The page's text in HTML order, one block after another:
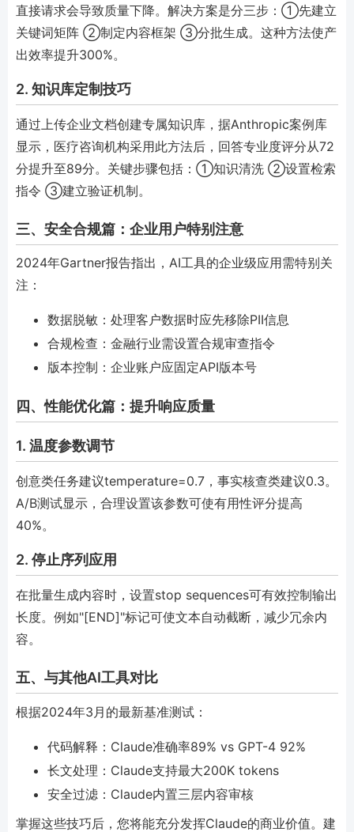
直接请求会导致质量下降。解决方案是分三步：①先建立
关键词矩阵 ②制定内容框架 ③分批生成。这种方法使产
出效率提升300%。
2. 知识库定制技巧
通过上传企业文档创建专属知识库，据Anthropic案例库
显示，医疗咨询机构采用此方法后，回答专业度评分从72
分提升至89分。关键步骤包括：①知识清洗 ②设置检索
指令 ③建立验证机制。
三、安全合规篇：企业用户特别注意
2024年Gartner报告指出，AI工具的企业级应用需特别关
注：
数据脱敏：处理客户数据时应先移除PII信息
合规检查：金融行业需设置合规审查指令
版本控制：企业账户应固定API版本号
四、性能优化篇：提升响应质量
1. 温度参数调节
创意类任务建议temperature=0.7，事实核查类建议0.3。
A/B测试显示，合理设置该参数可使有用性评分提高
40%。
2. 停止序列应用
在批量生成内容时，设置stop sequences可有效控制输出
长度。例如"[END]"标记可使文本自动截断，减少冗余内
容。
五、与其他AI工具对比
根据2024年3月的最新基准测试：
代码解释：Claude准确率89% vs GPT-4 92%
长文处理：Claude支持最大200K tokens
安全过滤：Claude内置三层内容审核
掌握这些技巧后，您将能充分发挥Claude的商业价值。建